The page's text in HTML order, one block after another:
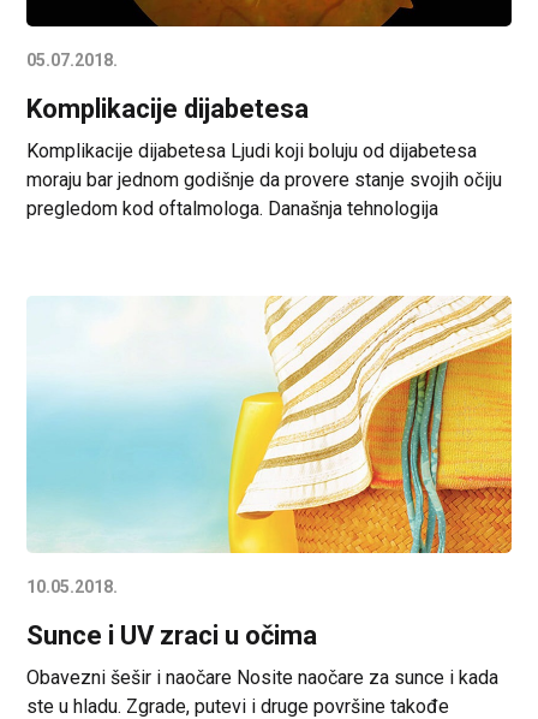
05.07.2018.
Komplikacije dijabetesa
Komplikacije dijabetesa Ljudi koji boluju od dijabetesa
moraju bar jednom godišnje da provere stanje svojih očiju
pregledom kod oftalmologa. Današnja tehnologija
povećanom koncentracijom šećera u krvi. O savremenim
metodama i intervencijama koje omogućavaju da oboleli
10.05.2018.
Sunce i UV zraci u očima
Obavezni šešir i naočare Nosite naočare za sunce i kada
ste u hladu. Zgrade, putevi i druge površine takođe